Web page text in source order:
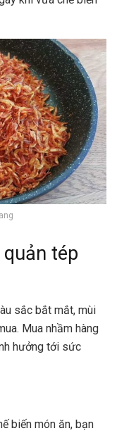
tép
sắc bắt mắt, mùi
Mua nhầm hàng
hưởng tới sức
biến món ăn, bạn